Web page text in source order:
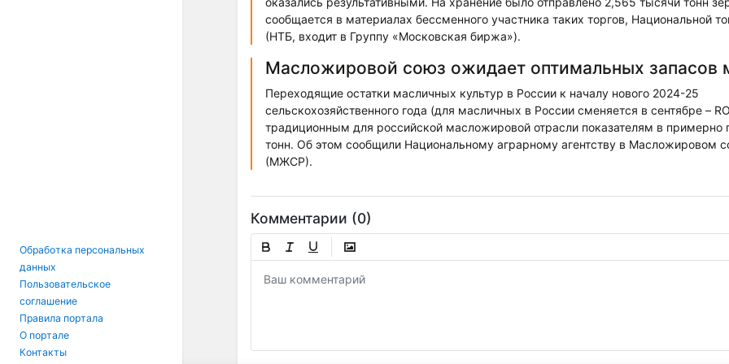
Обработка персональных
данных
Пользовательское
соглашение
Правила портала
О портале
Контакты
сообщается в материалах бессменного участника таких торгов, Национальной
(НТБ, входит в Группу «Московская биржа»).
Масложировой союз ожидает оптимальных запасов
Переходящие остатки масличных культур в России к началу нового 2024-25
сельскохозяйственного года (для масличных в России сменяется в сентябре –
традиционным для российской масложировой отрасли показателям в примерно
тонн. Об этом сообщили Национальному аграрному агентству в Масложировом
(МЖСР).
Комментарии (0)